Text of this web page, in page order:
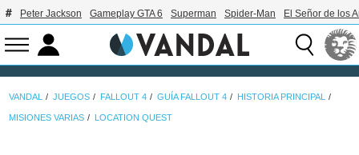
Peter Jackson Gameplay GTA 6 Superman Spider-Man El Señor de los
VANDAL JUEGOS FALLOUT 4 GUÍA FALLOUT 4 HISTORIA PRINCIPAL
MISIONES VARIAS LOCATION QUEST